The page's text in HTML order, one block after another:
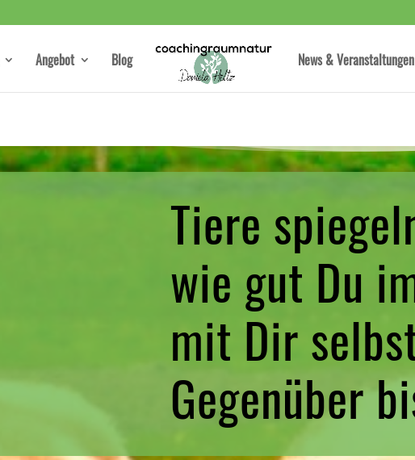
Angebot Blog News & Veranstaltungen
Tiere
wie gut Du
mit Dir
Gegenüber